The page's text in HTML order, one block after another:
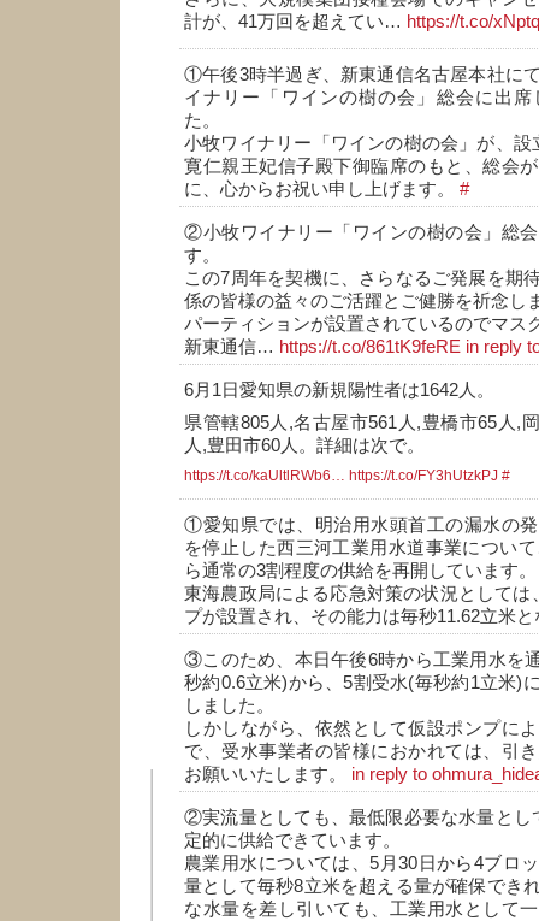
計が、41万回を超えてい… https://t.co/
①午後3時半過ぎ、新東通信名古屋本社に
イナリー「ワインの樹の会」総会に出
た。
小牧ワイナリー「ワインの樹の会」が、設
寛仁親王妃信子殿下御臨席のもと、総会
に、心からお祝い申し上げます。 #
②小牧ワイナリー「ワインの樹の会」総
す。
この7周年を契機に、さらなるご発展を期
係の皆様の益々のご活躍とご健勝を祈念し
パーティションが設置されているのでマス
新東通信… https://t.co/861tK9feRE in reply
6月1日愛知県の新規陽性者は1642人。
県管轄805人,名古屋市561人,豊橋市65人,
人,豊田市60人。詳細は次で。
https://t.co/kaUltlRWb6… https://t.co/FY3hUtzkPJ #
①愛知県では、明治用水頭首工の漏水の
を停止した西三河工業用水道事業につい
ら通常の3割程度の供給を再開しています。
東海農政局による応急対策の状況としては
プが設置され、その能力は毎秒11.62立米
③このため、本日午後6時から工業用水を
秒約0.6立米)から、5割受水(毎秒約1立米)
しました。
しかしながら、依然として仮設ポンプに
で、受水事業者の皆様におかれては、引
お願いいたします。 in reply to
②実流量としても、最低限必要な水量とし
定的に供給できています。
農業用水については、5月30日から4ブロ
量として毎秒8立米を超える量が確保でき
な水量を差し引いても、工業用水として